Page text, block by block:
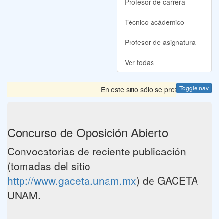
Profesor de carrera
Técnico acádemico
Profesor de asignatura
Ver todas
Toggle nav
En este sitio sólo se presentan las
Concurso de Oposición Abierto
Convocatorias de reciente publicación
(tomadas del sitio
http://www.gaceta.unam.mx) de GACETA
UNAM.